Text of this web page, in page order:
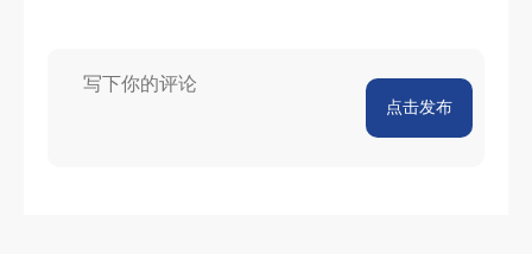
点击发布